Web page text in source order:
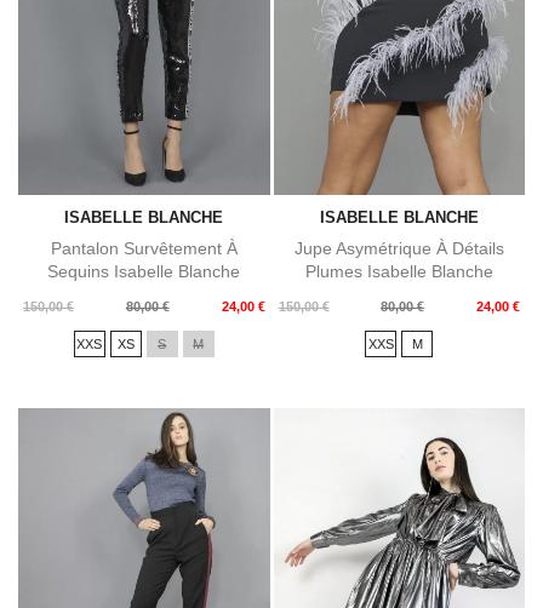
ISABELLE BLANCHE
Pantalon Survêtement À
Sequins Isabelle Blanche
150,00 €
Prix
80,00 € 24,00 €
Prix
XXS XS S M
ISABELLE BLANCHE
Jupe Asymétrique À Détails
Plumes Isabelle Blanche
150,00 €
Prix
80,00 € 24,00 €
Prix
XXS M